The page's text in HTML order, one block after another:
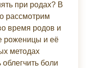
при родах? В
рассмотрим
время родов и
роженицы и её
методах
боли